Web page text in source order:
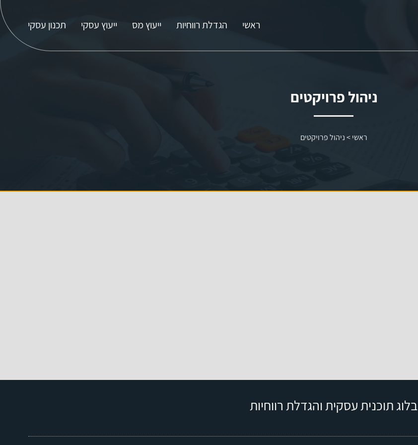
ראשי הגדלת רווחיות ייעוץ מס ייעוץ עסקי תכנון עסקי
ניהול פרויקטים
ראשי>ניהול פרויקטים
בלוג תוכנית עסקית והגדלת רווחיות